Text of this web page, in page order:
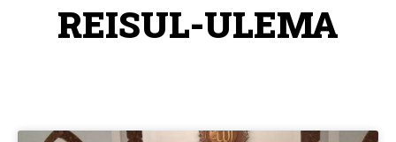
REISUL-ULEMA